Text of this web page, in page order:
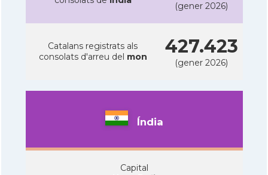
(gener 2026)
Catalans registrats als
consolats d'arreu del mon 427.423
(gener 2026)
Índia
Capital